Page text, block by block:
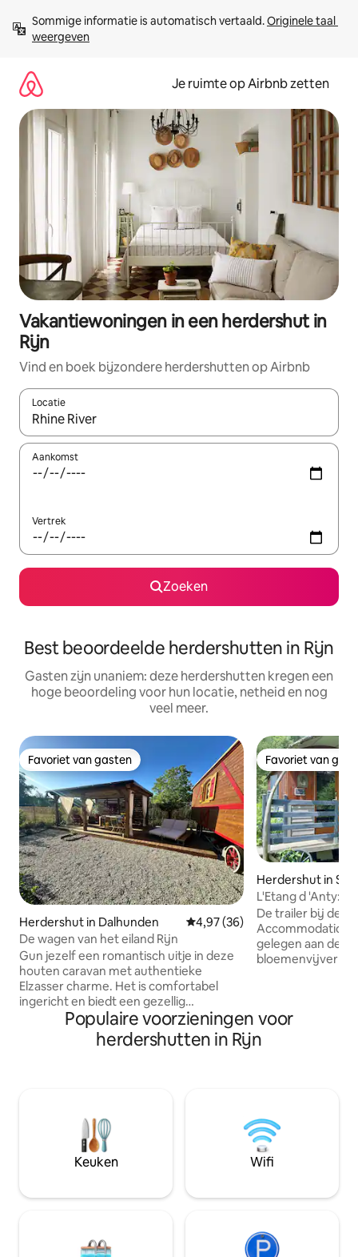
direct
naar
Sommige informatie is automatisch vertaald. Originele taal
weergeven
Je ruimte op Airbnb zetten
Vakantiewoningen in een herdershut in
Rijn
Vind en boek bijzondere herdershutten op Airbnb
Locatie
Wanneer er suggesties beschikbaar zijn, maak je een keuze
Aankomst
Vertrek
Zoeken
Best beoordeelde herdershutten in Rijn
Gasten zijn unaniem: deze herdershutten kregen een
hoge beoordeling voor hun locatie, netheid en nog
veel meer.
Favoriet van gasten
Favoriet van gasten
Herdershut in Dalhunden Gemiddelde beoordeling van
4,97 (36)
De wagen van het eiland Rijn
Gun jezelf een romantisch uitje in deze
houten caravan met authentieke
Elzasser charme. Het is comfortabel
ingericht en biedt een gezellig
alkoofbed, een volledig uitgeruste
keuken en een eigen doucheruimte.
Geniet het hele jaar door van een eigen
andere manier te ontdekken. Dicht bij
Straatsburg, Soufflenheim, Roppenheim
Style Outlet, Europa-Park en het Zwarte
Favoriet van
Favoriet van
Herdershut in
L'Etang d 'Anty:
De trailer bij de
Accommodation
gelegen aan de
bloemenvijver
stapelbedden
eethoek binnen
douche (droog
Linnengoed is
spelletjes,
Populaire voorzieningen voor
herdershutten in Rijn
Keuken Wifi